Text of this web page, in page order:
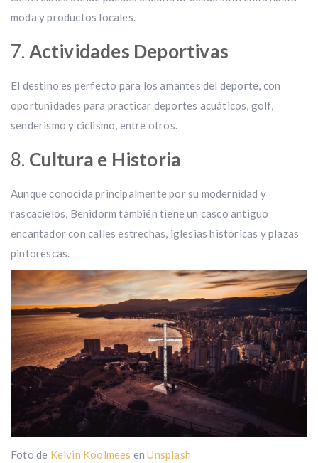
moda y productos locales.
7. Actividades Deportivas
El destino es perfecto para los amantes del deporte, con
oportunidades para practicar deportes acuáticos, golf,
senderismo y ciclismo, entre otros.
8. Cultura e Historia
Aunque conocida principalmente por su modernidad y
rascacielos, Benidorm también tiene un casco antiguo
encantador con calles estrechas, iglesias históricas y plazas
pintorescas.
Foto de Kelvin Koolmees enUnsplash